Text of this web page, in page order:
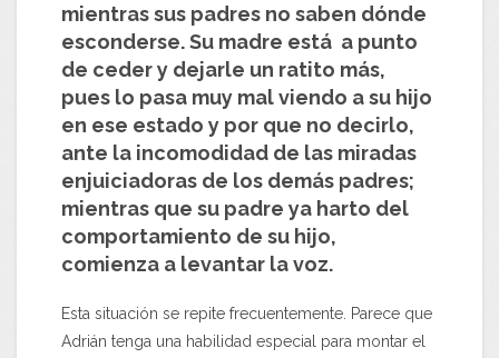
mientras sus padres no saben dónde
esconderse. Su madre está a punto
de ceder y dejarle un ratito más,
pues lo pasa muy mal viendo a su hijo
en ese estado y por que no decirlo,
ante la incomodidad de las miradas
enjuiciadoras de los demás padres;
mientras que su padre ya harto del
comportamiento de su hijo,
comienza a levantar la voz.
Esta situación se repite frecuentemente. Parece que
Adrián tenga una habilidad especial para montar el